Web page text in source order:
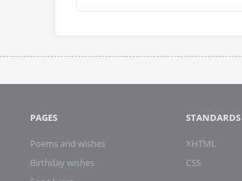
PAGES
Poems and wishes
Birthday wishes
STANDARDS
XHTML
CSS